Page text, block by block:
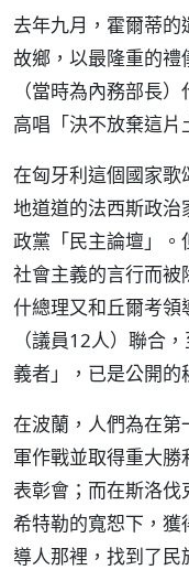
去年九月，霍爾蒂的
故鄉，以最隆重的
（當時為內務部長
高唱「決不放棄這片
在匈牙利這個國家
地道道的法西斯政
政黨「民主論壇」
社會主義的言行而
什總理又和丘爾考領
（議員12人）聯合
義者」，已是公開的
在波蘭，人們為在
軍作戰並取得重大
表彰會；而在斯洛
希特勒的寬恕下，
導人那裡，找到了